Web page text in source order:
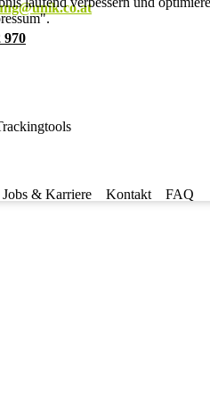
970
Jobs & Karriere Kontakt
FAQ